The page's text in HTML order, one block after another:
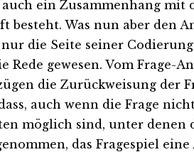
auch ein Zusammenhang
besteht. Was nun aber den
die Seite seiner
Rede gewesen. Vom Frage-
die Zurückweisung der
auch wenn die Frage
möglich sind, unter denen
das Fragespiel